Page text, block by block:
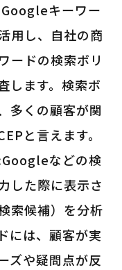
Googleキーワー
用し、自社の商
ードの検索ボリ
します。検索ボ
多くの顧客が関
と言えます。
Googleなどの検
した際に表示さ
索候補）を分析
には、顧客が実
ズや疑問点が反